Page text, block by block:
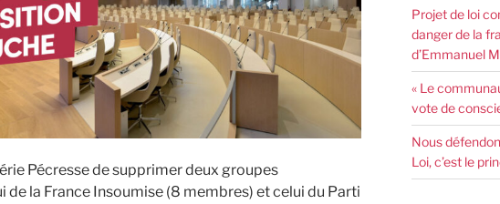
Pécresse de supprimer deux groupes
de la France Insoumise (8 membres) et celui du Parti
Projet de loi
danger de la
d’Emmanuel
« Le
vote de
Nous
Loi, c’est le